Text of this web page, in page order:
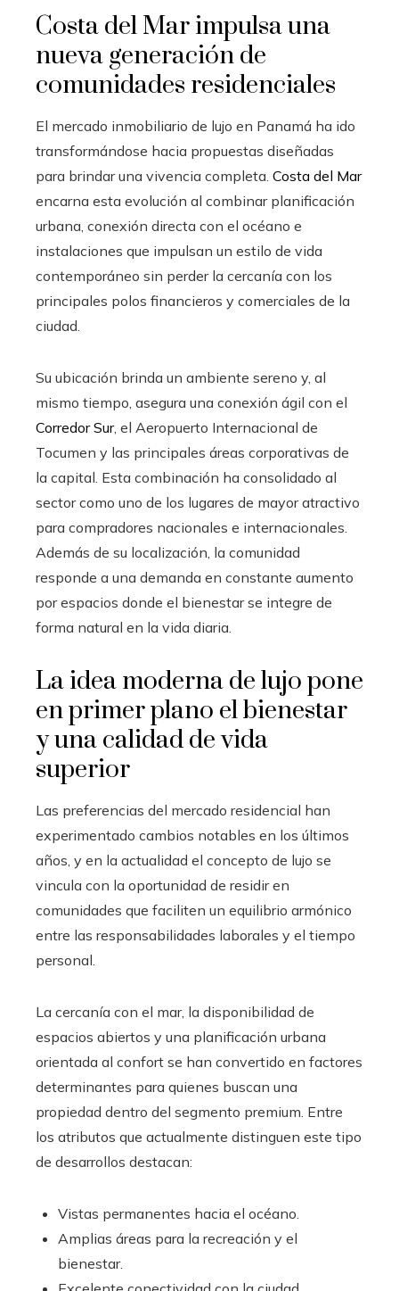
Costa del Mar impulsa una
nueva generación de
comunidades residenciales
El mercado inmobiliario de lujo en Panamá ha ido
transformándose hacia propuestas diseñadas
para brindar una vivencia completa. Costa del Mar
encarna esta evolución al combinar planificación
urbana, conexión directa con el océano e
instalaciones que impulsan un estilo de vida
contemporáneo sin perder la cercanía con los
principales polos financieros y comerciales de la
ciudad.
Su ubicación brinda un ambiente sereno y, al
mismo tiempo, asegura una conexión ágil con el
Corredor Sur, el Aeropuerto Internacional de
Tocumen y las principales áreas corporativas de
la capital. Esta combinación ha consolidado al
sector como uno de los lugares de mayor atractivo
para compradores nacionales e internacionales.
Además de su localización, la comunidad
responde a una demanda en constante aumento
por espacios donde el bienestar se integre de
forma natural en la vida diaria.
La idea moderna de lujo pone
en primer plano el bienestar
y una calidad de vida
superior
Las preferencias del mercado residencial han
experimentado cambios notables en los últimos
años, y en la actualidad el concepto de lujo se
vincula con la oportunidad de residir en
comunidades que faciliten un equilibrio armónico
entre las responsabilidades laborales y el tiempo
personal.
La cercanía con el mar, la disponibilidad de
espacios abiertos y una planificación urbana
orientada al confort se han convertido en factores
determinantes para quienes buscan una
propiedad dentro del segmento premium. Entre
los atributos que actualmente distinguen este tipo
de desarrollos destacan:
Vistas permanentes hacia el océano.
Amplias áreas para la recreación y el
bienestar.